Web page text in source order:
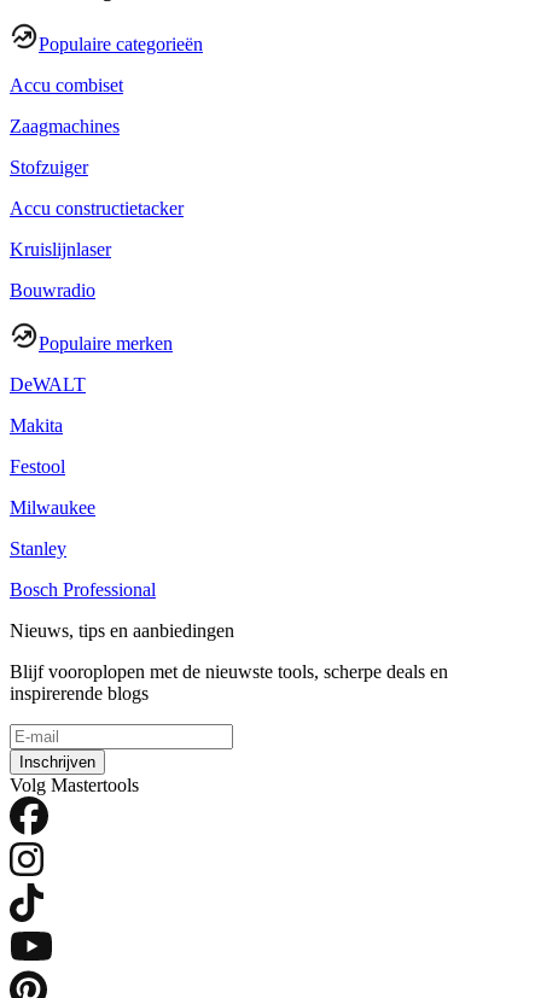
Populaire categorieën
Accu combiset
Zaagmachines
Stofzuiger
Accu constructietacker
Kruislijnlaser
Bouwradio
Populaire merken
DeWALT
Makita
Festool
Milwaukee
Stanley
Bosch Professional
Nieuws, tips en aanbiedingen
Blijf vooroplopen met de nieuwste tools, scherpe deals en
inspirerende blogs
Inschrijven
Volg Mastertools